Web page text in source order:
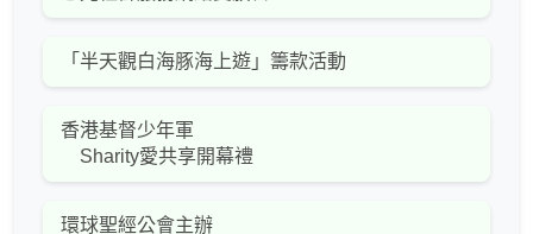
「半天觀白海豚海上遊」籌款活動
香港基督少年軍
Sharity愛共享開幕禮
環球聖經公會主辦